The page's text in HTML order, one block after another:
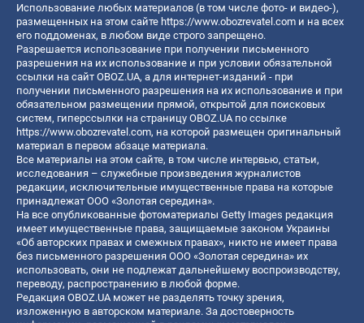
Использование любых материалов (в том числе фото- и видео-),
размещенных на этом сайте https://www.obozrevatel.com и на всех
его поддоменах, в любом виде строго запрещено.
Разрешается использование при получении письменного
разрешения на их использование и при условии обязательной
ссылки на сайт OBOZ.UA, а для интернет-изданий - при
получении письменного разрешения на их использование и при
обязательном размещении прямой, открытой для поисковых
систем, гиперссылки на страницу OBOZ.UA по ссылке
https://www.obozrevatel.com, на которой размещен оригинальный
материал в первом абзаце материала.
Все материалы на этом сайте, в том числе интервью, статьи,
исследования – служебные произведения журналистов
редакции, исключительные имущественные права на которые
принадлежат ООО «Золотая середина».
На все опубликованные фотоматериалы Getty Images редакция
имеет имущественные права, защищаемые законом Украины
«Об авторских правах и смежных правах», никто не имеет права
без письменного разрешения ООО «Золотая середина» их
использовать, они не подлежат дальнейшему воспроизводству,
переводу, распространению в любой форме.
Редакция OBOZ.UA может не разделять точку зрения,
изложенную в авторском материале. За достоверность